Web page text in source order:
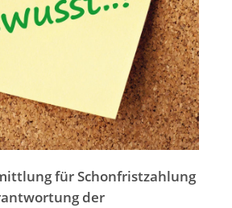
für Schonfristzahlung
der